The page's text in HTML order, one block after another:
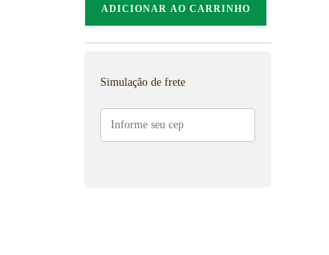
ADICIONAR AO CARRINHO
Simulação de frete